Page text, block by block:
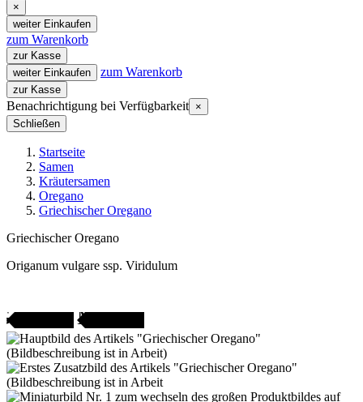
×
weiter Einkaufen
zum Warenkorb
zur Kasse
weiter Einkaufen
zum Warenkorb
zur Kasse
Benachrichtigung bei Verfügbarkeit ×
Schließen
Startseite
Samen
Kräutersamen
Oregano
Griechischer Oregano
Griechischer Oregano
Origanum vulgare ssp. Viridulum
SAMENFEST